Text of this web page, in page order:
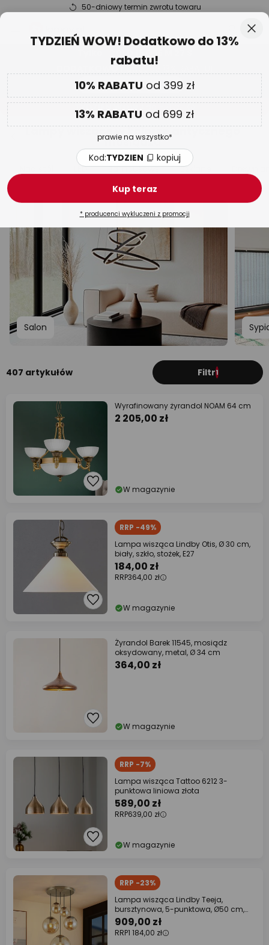
50-dniowy termin zwrotu towaru
01 D 16 G 16 M 26 S
DODATKOWO nawet do 13% RABATU!
Kod:TYDZIEN kopiuj
TYDZIEŃ WOW | do -70%
Lampy wiszące w kolorze antycznego
mosiądzu
LED Bambusowe Szklane
Salon
407 artykułów Filtr1
Wyrafinowany żyrandol NOAM 64 cm
2 205,00 zł
W magazynie
RRP -49%
Lampa wisząca Lindby Otis, Ø 30 cm,
biały, szkło, stożek, E27
184,00 zł
RRP364,00 zł
W magazynie
Żyrandol Barek 11545, mosiądz
oksydowany, metal, Ø 34 cm
364,00 zł
W magazynie
RRP -7%
Lampa wisząca Tattoo 6212 3-
punktowa liniowa złota
589,00 zł
RRP639,00 zł
W magazynie
RRP -23%
Lampa wisząca Lindby Teeja,
bursztynowa, 5-punktowa, Ø50 cm,
szkło, E27
909,00 zł
RRP1 184,00 zł
TYDZIEŃ WOW! Dodatkowo do 13%
rabatu!
10% RABATUod 399 zł
13% RABATUod 699 zł
prawie na wszystko*
Kod:TYDZIEN kopiuj
Kup teraz
* producenci wykluczeni z promocji